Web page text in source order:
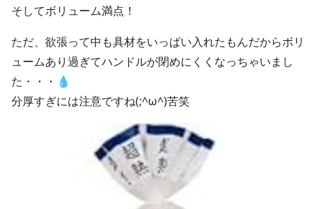
そしてボリューム満点！
ただ、欲張って中も具材をいっぱい入れたもんだからボリ
ュームあり過ぎてハンドルが閉めにくくなっちゃいまし
た・・・💧
分厚すぎには注意ですね(;^ω^)苦笑